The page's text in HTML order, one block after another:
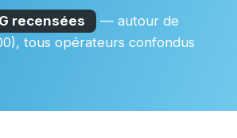
recensées
— autour de
, tous opérateurs confondus